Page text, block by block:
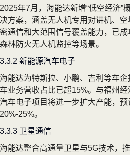
2025年7月，海能达新增“低空经济”
决方案，涵盖无人机专用对讲机、
密通信和大范围信号覆盖能力，已成
森林防火无人机监控等场景。
3.3.2 新能源汽车电子
海能达为特斯拉、小鹏、吉利等车
车业务营收占比已超15%。与福州
汽车电子项目将进一步扩大产能，
20%-25%。
3.3.3 卫星通信
海能达整合高通量卫星与5G技术，